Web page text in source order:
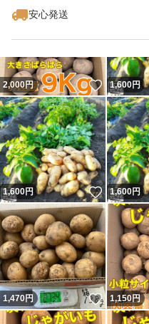
安心発送
2,000円 いいね！
1,600円
1,600円 いいね！
1,600円
1,470円 いいね！
1,150円